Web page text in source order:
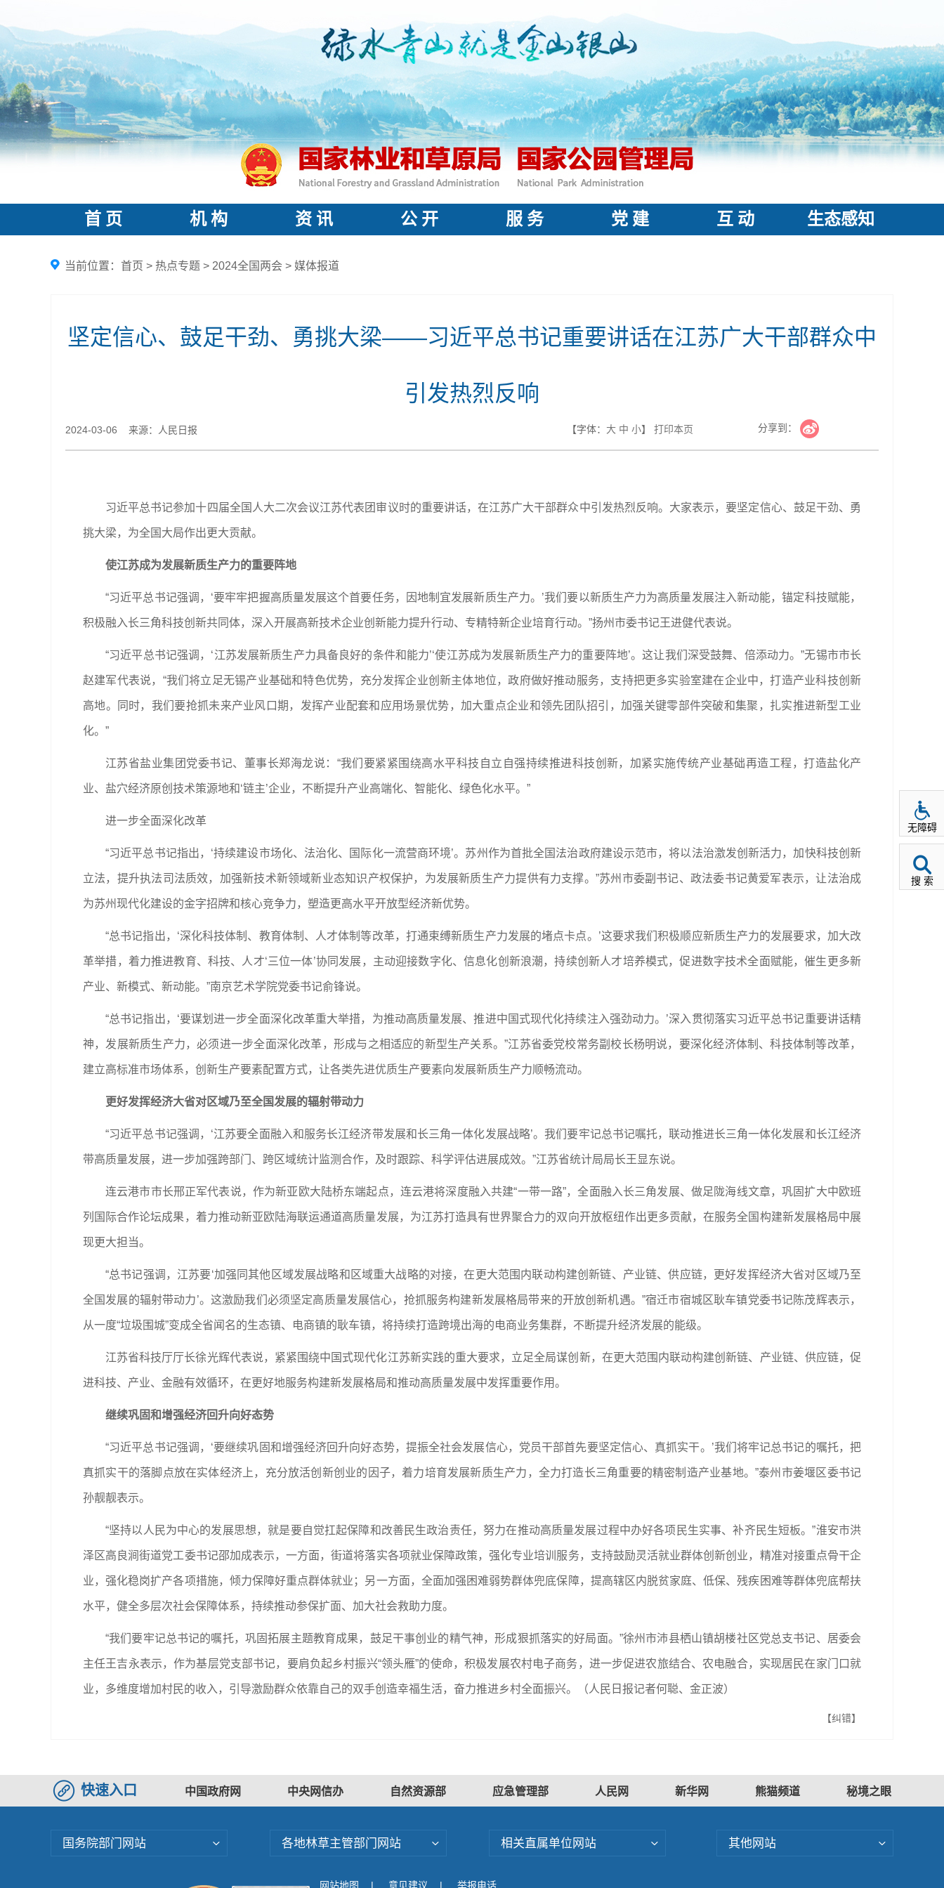
首 页 机 构 资 讯 公 开 服 务 党 建 互 动 生态感知
当前位置： 首页 > 热点专题 > 2024全国两会 > 媒体报道
坚定信心、鼓足干劲、勇挑大梁——习近平总书记重要讲话在江苏广大干部群众中
引发热烈反响
2024-03-06 来源：人民日报 【字体： 大 中 小】 打印本页 分享到：
习近平总书记参加十四届全国人大二次会议江苏代表团审议时的重要讲话，在江苏广大干部群众中引发热烈反响。大家表示，要坚定信心、鼓足干劲、勇
挑大梁，为全国大局作出更大贡献。
使江苏成为发展新质生产力的重要阵地
“习近平总书记强调，‘要牢牢把握高质量发展这个首要任务，因地制宜发展新质生产力。’我们要以新质生产力为高质量发展注入新动能，锚定科技赋能，
积极融入长三角科技创新共同体，深入开展高新技术企业创新能力提升行动、专精特新企业培育行动。”扬州市委书记王进健代表说。
“习近平总书记强调，‘江苏发展新质生产力具备良好的条件和能力’‘使江苏成为发展新质生产力的重要阵地’。这让我们深受鼓舞、倍添动力。”无锡市市长
赵建军代表说，“我们将立足无锡产业基础和特色优势，充分发挥企业创新主体地位，政府做好推动服务，支持把更多实验室建在企业中，打造产业科技创新
高地。同时，我们要抢抓未来产业风口期，发挥产业配套和应用场景优势，加大重点企业和领先团队招引，加强关键零部件突破和集聚，扎实推进新型工业
化。”
江苏省盐业集团党委书记、董事长郑海龙说：“我们要紧紧围绕高水平科技自立自强持续推进科技创新，加紧实施传统产业基础再造工程，打造盐化产
业、盐穴经济原创技术策源地和‘链主’企业，不断提升产业高端化、智能化、绿色化水平。”
进一步全面深化改革
“习近平总书记指出，‘持续建设市场化、法治化、国际化一流营商环境’。苏州作为首批全国法治政府建设示范市，将以法治激发创新活力，加快科技创新
立法，提升执法司法质效，加强新技术新领域新业态知识产权保护，为发展新质生产力提供有力支撑。”苏州市委副书记、政法委书记黄爱军表示，让法治成
为苏州现代化建设的金字招牌和核心竞争力，塑造更高水平开放型经济新优势。
“总书记指出，‘深化科技体制、教育体制、人才体制等改革，打通束缚新质生产力发展的堵点卡点。’这要求我们积极顺应新质生产力的发展要求，加大改
革举措，着力推进教育、科技、人才‘三位一体’协同发展，主动迎接数字化、信息化创新浪潮，持续创新人才培养模式，促进数字技术全面赋能，催生更多新
产业、新模式、新动能。”南京艺术学院党委书记俞锋说。
“总书记指出，‘要谋划进一步全面深化改革重大举措，为推动高质量发展、推进中国式现代化持续注入强劲动力。’深入贯彻落实习近平总书记重要讲话精
神，发展新质生产力，必须进一步全面深化改革，形成与之相适应的新型生产关系。”江苏省委党校常务副校长杨明说，要深化经济体制、科技体制等改革，
建立高标准市场体系，创新生产要素配置方式，让各类先进优质生产要素向发展新质生产力顺畅流动。
更好发挥经济大省对区域乃至全国发展的辐射带动力
“习近平总书记强调，‘江苏要全面融入和服务长江经济带发展和长三角一体化发展战略’。我们要牢记总书记嘱托，联动推进长三角一体化发展和长江经济
带高质量发展，进一步加强跨部门、跨区域统计监测合作，及时跟踪、科学评估进展成效。”江苏省统计局局长王显东说。
连云港市市长邢正军代表说，作为新亚欧大陆桥东端起点，连云港将深度融入共建“一带一路”，全面融入长三角发展、做足陇海线文章，巩固扩大中欧班
列国际合作论坛成果，着力推动新亚欧陆海联运通道高质量发展，为江苏打造具有世界聚合力的双向开放枢纽作出更多贡献，在服务全国构建新发展格局中展
现更大担当。
“总书记强调，江苏要‘加强同其他区域发展战略和区域重大战略的对接，在更大范围内联动构建创新链、产业链、供应链，更好发挥经济大省对区域乃至
全国发展的辐射带动力’。这激励我们必须坚定高质量发展信心，抢抓服务构建新发展格局带来的开放创新机遇。”宿迁市宿城区耿车镇党委书记陈茂辉表示，
从一度“垃圾围城”变成全省闻名的生态镇、电商镇的耿车镇，将持续打造跨境出海的电商业务集群，不断提升经济发展的能级。
江苏省科技厅厅长徐光辉代表说，紧紧围绕中国式现代化江苏新实践的重大要求，立足全局谋创新，在更大范围内联动构建创新链、产业链、供应链，促
进科技、产业、金融有效循环，在更好地服务构建新发展格局和推动高质量发展中发挥重要作用。
继续巩固和增强经济回升向好态势
“习近平总书记强调，‘要继续巩固和增强经济回升向好态势，提振全社会发展信心，党员干部首先要坚定信心、真抓实干。’我们将牢记总书记的嘱托，把
真抓实干的落脚点放在实体经济上，充分放活创新创业的因子，着力培育发展新质生产力，全力打造长三角重要的精密制造产业基地。”泰州市姜堰区委书记
孙靓靓表示。
“坚持以人民为中心的发展思想，就是要自觉扛起保障和改善民生政治责任，努力在推动高质量发展过程中办好各项民生实事、补齐民生短板。”淮安市洪
泽区高良涧街道党工委书记邵加成表示，一方面，街道将落实各项就业保障政策，强化专业培训服务，支持鼓励灵活就业群体创新创业，精准对接重点骨干企
业，强化稳岗扩产各项措施，倾力保障好重点群体就业；另一方面，全面加强困难弱势群体兜底保障，提高辖区内脱贫家庭、低保、残疾困难等群体兜底帮扶
水平，健全多层次社会保障体系，持续推动参保扩面、加大社会救助力度。
“我们要牢记总书记的嘱托，巩固拓展主题教育成果，鼓足干事创业的精气神，形成狠抓落实的好局面。”徐州市沛县栖山镇胡楼社区党总支书记、居委会
主任王吉永表示，作为基层党支部书记，要肩负起乡村振兴“领头雁”的使命，积极发展农村电子商务，进一步促进农旅结合、农电融合，实现居民在家门口就
业，多维度增加村民的收入，引导激励群众依靠自己的双手创造幸福生活，奋力推进乡村全面振兴。 （人民日报记者何聪、金正波）
【纠错】
快速入口 中国政府网 中央网信办 自然资源部 应急管理部 人民网 新华网 熊猫频道 秘境之眼
国务院部门网站 各地林草主管部门网站 相关直属单位网站 其他网站
网站地图 | 意见建议 | 举报电话
无障碍
搜 索